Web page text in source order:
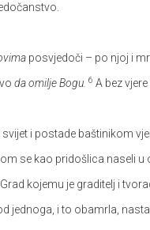
posvjedoči – po njoj i
da omilje Bogu. 6 A bez
i postade baštinikom
se kao pridošlica naseli u
kojemu je graditelj i
jednoga, i to obamrla,